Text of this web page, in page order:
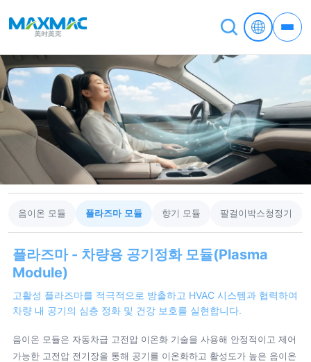
음이온 모듈 플라즈마 모듈 향기 모듈 팔걸이박스청정기
플라즈마 - 차량용 공기정화 모듈(Plasma
Module)
고활성 플라즈마를 적극적으로 방출하고 HVAC 시스템과 협력하여
차량 내 공기의 심층 정화 및 건강 보호를 실현합니다.
음이온 모듈은 자동차급 고전압 이온화 기술을 사용해 안정적이고 제어
가능한 고전압 전기장을 통해 공기를 이온화하고 활성도가 높은 음이온